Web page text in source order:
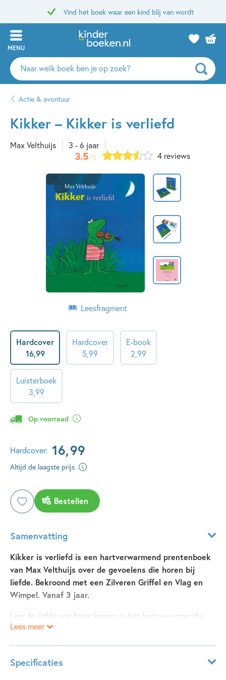
Vind het boek waar een kind blij van wordt
MENU
Zoeken
naar
auteurs
uitgevers
Actie & avontuur
Kikker – Kikker is verliefd
Max Velthuijs 3 - 6 jaar
3.5/5 4 reviews
Leesfragment
Hardcover
16,99
Hardcover
5,99
E-book
2,99
Luisterboek
3,99
Op voorraad
Hardcover: 16,99
Altijd de laagste prijs
Bestellen
Samenvatting
Kikker is verliefd is een hartverwarmend prentenboek
van Max Velthuijs over de gevoelens die horen bij
liefde. Bekroond met een Zilveren Griffel en Vlag en
Wimpel. Vanaf 3 jaar.
Leer de liefde wat beter kennen in het hartverwarmende,
klassieke prentenboek
weer koud.
Lees meer
Specificaties